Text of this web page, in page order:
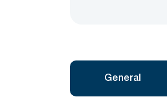
General